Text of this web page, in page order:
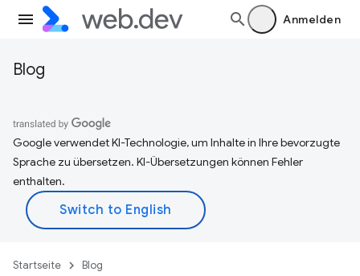
Anmelden
Blog
Google verwendet KI-Technologie, um Inhalte in Ihre bevorzugte
Sprache zu übersetzen. KI-Übersetzungen können Fehler
enthalten.
Startseite Blog